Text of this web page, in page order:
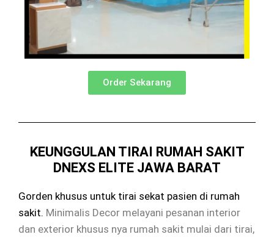
Order Sekarang
KEUNGGULAN TIRAI RUMAH SAKIT
DNEXS ELITE JAWA BARAT
Gorden khusus untuk tirai sekat pasien di rumah
sakit. Minimalis Decor melayani pesanan interior
dan exterior khusus nya rumah sakit mulai dari tirai,